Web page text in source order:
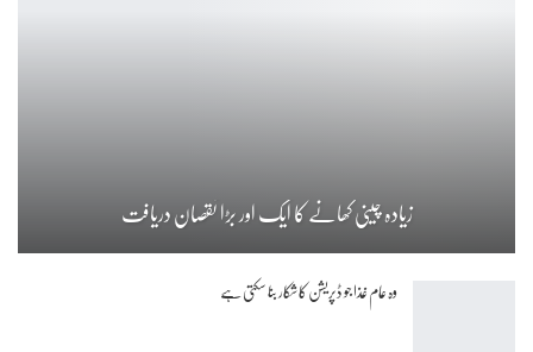
زیادہ چینی کھانے کا ایک اور بڑا نقصان دریافت
وہ عام غذا جو ڈپریشن کا شکار بنا سکتی ہے